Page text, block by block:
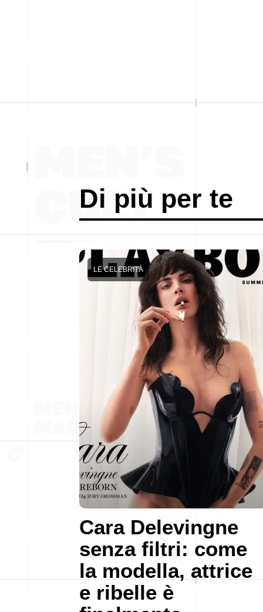
Di più per te
Cara Delevingne
senza filtri: come
la modella, attrice
e ribelle è
LE CELEBRITÀ